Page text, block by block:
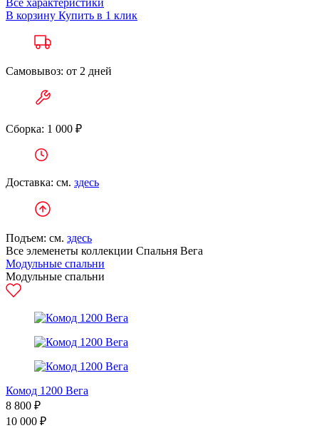
Все характеристики
В корзину Купить в 1 клик
Самовывоз: от 2 дней
Сборка: 1 000 ₽
Доставка: см. здесь
Подъем: см. здесь
Все элеменеты коллекции Спальня Вега
Модульные спальни
Модульные спальни
Комод 1200 Вега
8 800 ₽
10 000 ₽